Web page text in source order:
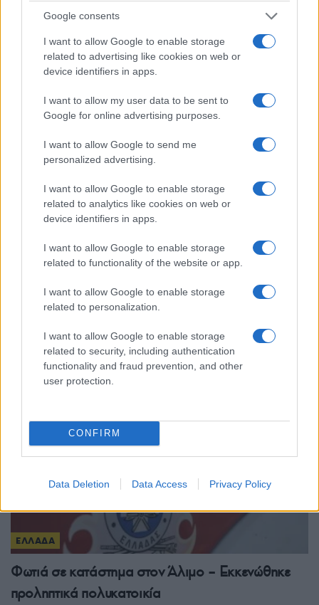
Google consents
I want to allow Google to enable storage
related to advertising like cookies on web or
device identifiers in apps.
I want to allow my user data to be sent to
Google for online advertising purposes.
I want to allow Google to send me
personalized advertising.
I want to allow Google to enable storage
related to analytics like cookies on web or
device identifiers in apps.
I want to allow Google to enable storage
related to functionality of the website or app.
I want to allow Google to enable storage
related to personalization.
I want to allow Google to enable storage
related to security, including authentication
functionality and fraud prevention, and other
user protection.
CONFIRM
Data Deletion Data Access Privacy Policy
Δυτική Αττική: Σε εξέλιξη οι αυτοψίες και οι
8/08/2026 - 8:57πμ
ΕΛΛΑΔΑ
Ο καιρός σήμερα: Άνοδος της θερμοκρασίας
έως τους 39 βαθμούς και ισχυροί άνεμοι
8/08/2026 - 8:07πμ
ΕΛΛΑΔΑ
Φωτιά σε κατάστημα στον Άλιμο – Εκκενώθηκε
προληπτικά πολυκατοικία